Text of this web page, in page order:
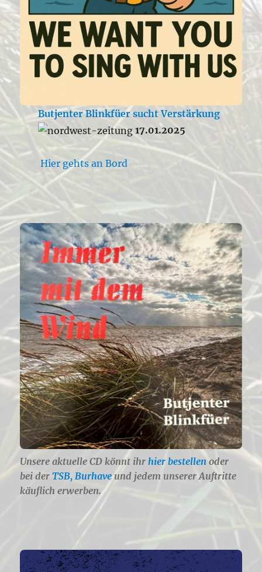
Butjenter Blinkfüer sucht Verstärkung
17.01.2025
Hier gehts an Bord
Unsere aktuelle CD könnt ihrhier bestellen oder
bei derTSB, Burhaveund jedem unserer Auftritte
käuflich erwerben.